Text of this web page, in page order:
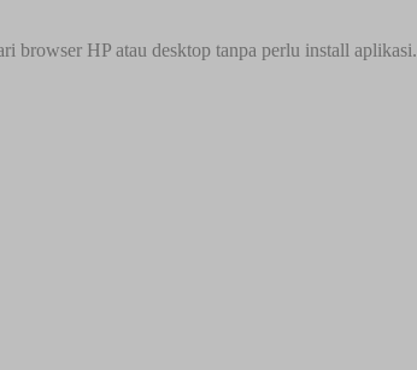
browser HP atau desktop tanpa perlu install aplikasi.